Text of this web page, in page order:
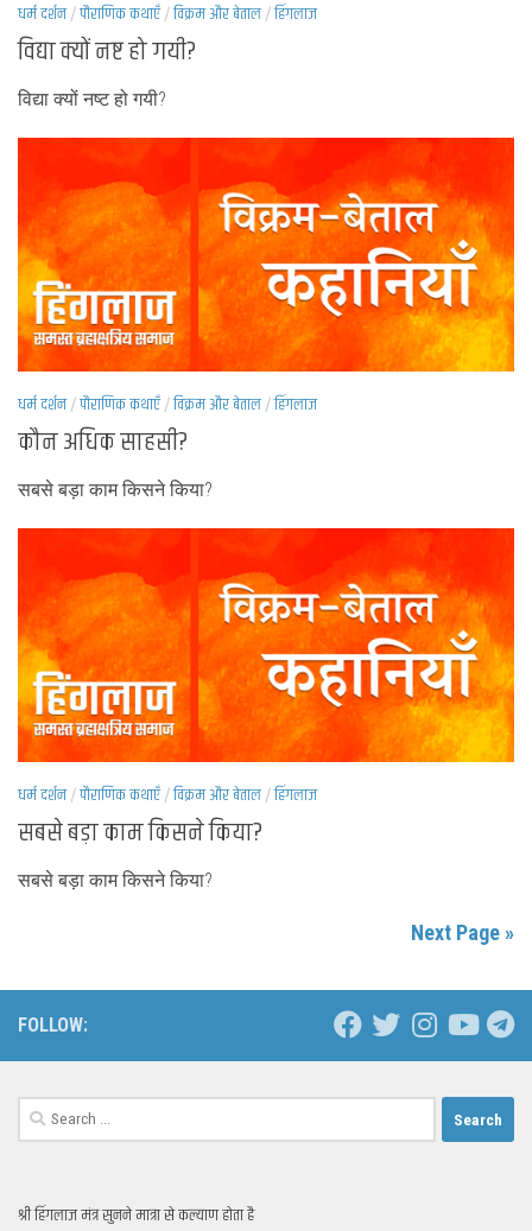
धर्म दर्शन/पौराणिक कथाएँ/विक्रम और बेताल/हिंगलाज
विद्या क्यों नष्ट हो गयी?
विद्या क्यों नष्ट हो गयी?
धर्म दर्शन/पौराणिक कथाएँ/विक्रम और बेताल/हिंगलाज
कौन अधिक साहसी?
सबसे बड़ा काम किसने किया?
धर्म दर्शन/पौराणिक कथाएँ/विक्रम और बेताल/हिंगलाज
सबसे बड़ा काम किसने किया?
सबसे बड़ा काम किसने किया?
Next Page »
FOLLOW:
Search
for:
श्री हिंगलाज मंत्र सुनने मात्रा से कल्याण होता है